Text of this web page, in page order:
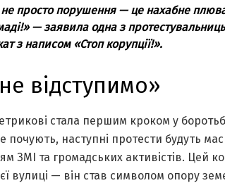
просто порушення — це нахабне
— заявила одна з
з написом «Стоп корупції!».
відступимо»
стала першим кроком у
почують, наступні протести будуть
ЗМІ та громадських активістів. Цей
вулиці — він став символом опору